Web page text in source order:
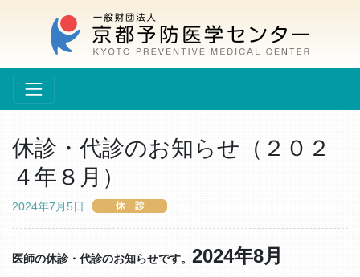
休診・代診のお知らせ（２０２
４年８月）
2024年7月5日
医師の休診・代診のお知らせです。 2024年8月